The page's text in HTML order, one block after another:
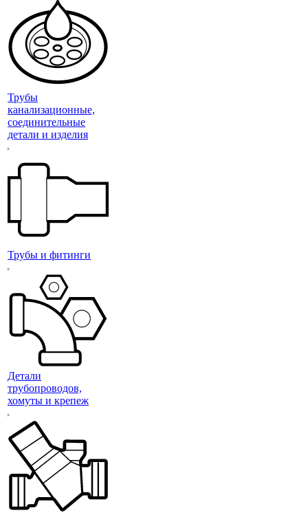
Трубы
канализационные,
соединительные
детали и изделия
Трубы и фитинги
Детали
трубопроводов,
хомуты и крепеж